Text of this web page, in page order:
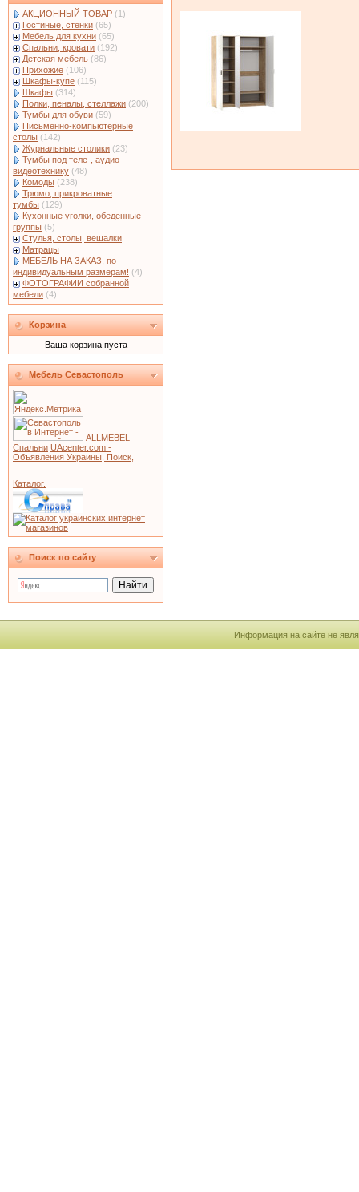
АКЦИОННЫЙ ТОВАР (1)
Гостиные, стенки (65)
Мебель для кухни (65)
Спальни, кровати (192)
Детская мебель (86)
Прихожие (106)
Шкафы-купе (115)
Шкафы (314)
Полки, пеналы, стеллажи (200)
Тумбы для обуви (59)
Письменно-компьютерные
столы (142)
Журнальные столики (23)
Тумбы под теле-, аудио-
видеотехнику (48)
Комоды (238)
Трюмо, прикроватные
тумбы (129)
Кухонные уголки, обеденные
группы (5)
Стулья, столы, вешалки
Матрацы
МЕБЕЛЬ НА ЗАКАЗ, по
индивидуальным размерам! (4)
ФОТОГРАФИИ собранной
мебели (4)
Корзина
Ваша корзина пуста
Мебель Севастополь
ALLMEBEL
Спальни UAcenter.com -
Объявления Украины, Поиск,
Каталог.
Поиск по сайту
Информация на сайте не